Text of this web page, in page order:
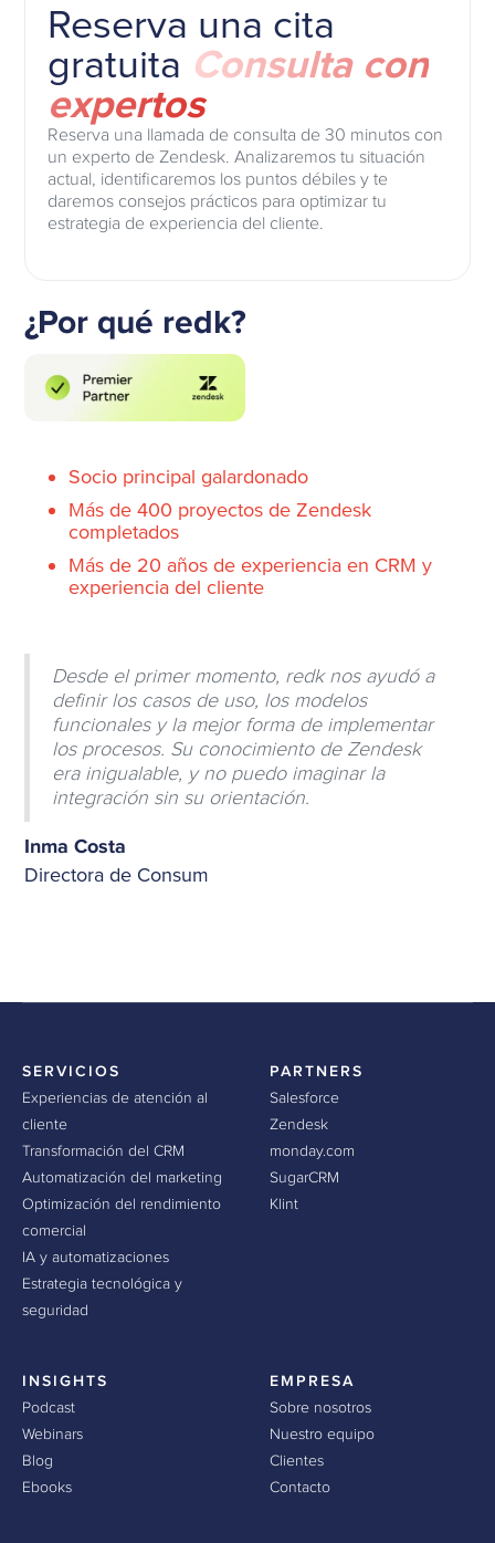
Reserva una cita
gratuita Consulta con
expertos
Reserva una llamada de consulta de 30 minutos con
un experto de Zendesk. Analizaremos tu situación
actual, identificaremos los puntos débiles y te
daremos consejos prácticos para optimizar tu
estrategia de experiencia del cliente.
¿Por qué redk?
Socio principal galardonado
Más de 400 proyectos de Zendesk
completados
Más de 20 años de experiencia en CRM y
experiencia del cliente
Desde el primer momento, redk nos ayudó a
definir los casos de uso, los modelos
funcionales y la mejor forma de implementar
los procesos. Su conocimiento de Zendesk
era inigualable, y no puedo imaginar la
integración sin su orientación.
Inma Costa
Directora de Consum
SERVICIOS
Experiencias de atención al
cliente
Transformación del CRM
Automatización del marketing
Optimización del rendimiento
comercial
IA y automatizaciones
Estrategia tecnológica y
seguridad
PARTNERS
Salesforce
Zendesk
monday.com
SugarCRM
Klint
INSIGHTS
Podcast
Webinars
Blog
Ebooks
EMPRESA
Sobre nosotros
Nuestro equipo
Clientes
Contacto